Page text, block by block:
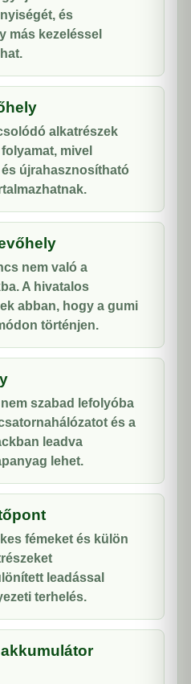
és
más kezeléssel
alkatrészek
mivel
újrahasznosítható
nem való a
A hivatalos
abban, hogy a gumi
történjen.
szabad lefolyóba
és a
leadva
lehet.
fémeket és külön
leadással
terhelés.